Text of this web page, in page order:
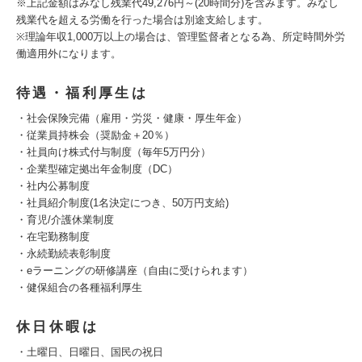
※上記金額はみなし残業代49,276円～(20時間分)を含みます。みなし
残業代を超える労働を行った場合は別途支給します。
※理論年収1,000万以上の場合は、管理監督者となる為、所定時間外労
働適用外になります。
待遇・福利厚生は
・社会保険完備（雇用・労災・健康・厚生年金）
・従業員持株会（奨励金＋20％）
・社員向け株式付与制度（毎年5万円分）
・企業型確定拠出年金制度（DC）
・社内公募制度
・社員紹介制度(1名決定につき、50万円支給)
・育児/介護休業制度
・在宅勤務制度
・永続勤続表彰制度
・eラーニングの研修講座（自由に受けられます）
・健保組合の各種福利厚生
休日休暇は
・土曜日、日曜日、国民の祝日